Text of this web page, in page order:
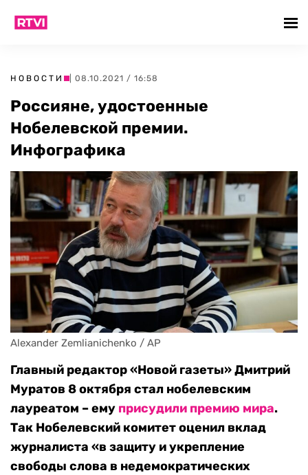
НОВОСТИ | 08.10.2021 / 16:58
Россияне, удостоенные
Нобелевской премии.
Инфографика
Alexander Zemlianichenko / AP
Главный редактор «Новой газеты» Дмитрий
Муратов 8 октября стал нобелевским
лауреатом – ему присудили премию мира.
Так Нобелевский комитет оценил вклад
журналиста «в защиту и укрепление
свободы слова в недемократических